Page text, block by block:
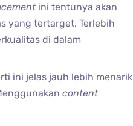
ini tentunya akan
yang tertarget. Terlebih
di dalam
ini jelas jauh lebih menarik
content